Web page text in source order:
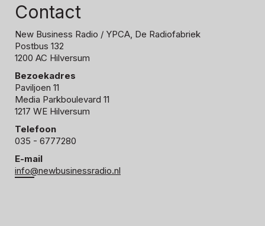
Contact
New Business Radio / YPCA, De Radiofabriek
Postbus 132
1200 AC Hilversum
Bezoekadres
Paviljoen 11
Media Parkboulevard 11
1217 WE Hilversum
Telefoon
035 - 6777280
E-mail
info@newbusinessradio.nl